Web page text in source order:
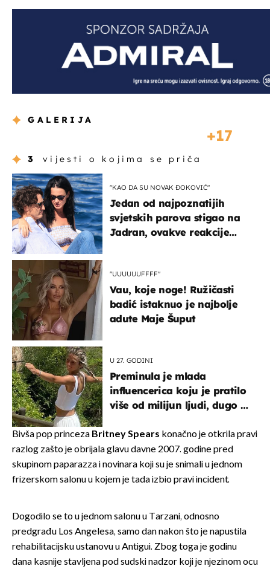
GALERIJA
17
3 vijesti o kojima se priča
"KAO DA SU NOVAK ĐOKOVIĆ"
Jedan od najpoznatijih
svjetskih parova stigao na
Jadran, ovakve reakcije
"UUUUUUFFFF"
Vau, koje noge! Ružičasti
badić istaknuo je najbolje
adute Maje Šuput
U 27. GODINI
Preminula je mlada
influencerica koju je pratilo
više od milijun ljudi, dugo se
Bivša pop princeza Britney Spears konačno je otkrila pravi
razlog zašto je obrijala glavu davne 2007. godine pred
skupinom paparazza i novinara koji su je snimali u jednom
frizerskom salonu u kojem je tada izbio pravi incident.
Dogodilo se to u jednom salonu u Tarzani, odnosno
predgrađu Los Angelesa, samo dan nakon što je napustila
rehabilitacijsku ustanovu u Antigui. Zbog toga je godinu
dana kasnije stavljena pod sudski nadzor koji je njezinom ocu